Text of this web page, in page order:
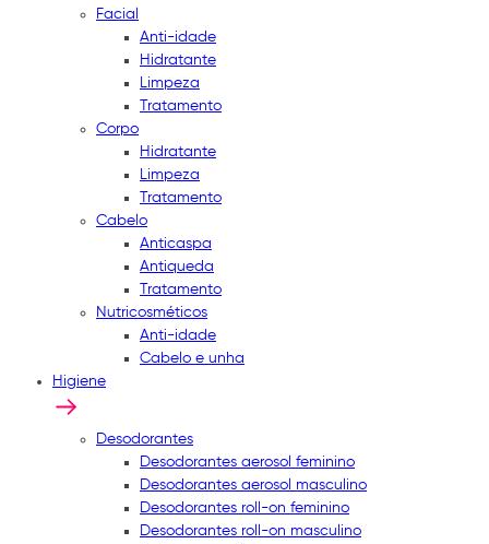
Facial
Anti-idade
Hidratante
Limpeza
Tratamento
Corpo
Hidratante
Limpeza
Tratamento
Cabelo
Anticaspa
Antiqueda
Tratamento
Nutricosméticos
Anti-idade
Cabelo e unha
Higiene
Desodorantes
Desodorantes aerosol feminino
Desodorantes aerosol masculino
Desodorantes roll-on feminino
Desodorantes roll-on masculino